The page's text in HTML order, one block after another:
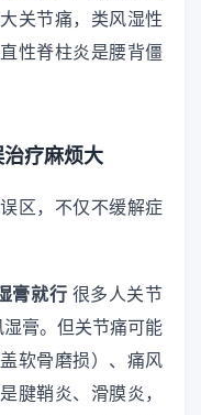
关节痛，类风湿性
性脊柱炎是腰背僵
疗麻烦大
区，不仅不缓解症
膏就行 很多人关节
湿膏。但关节痛可能
软骨磨损）、痛风
腱鞘炎、滑膜炎，